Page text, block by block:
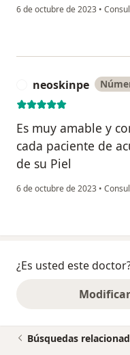
6 de octubre de 2023 •
neoskinpe
Es muy amable y
cada paciente de
de su Piel
6 de octubre de 2023 •
¿Es usted este
Búsquedas